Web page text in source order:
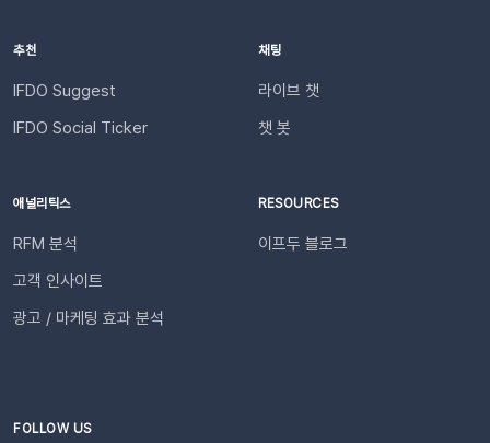
과 쇼핑몰 성과를 빠르게 공유하고, 데이터를 기반으로 효율적인
의사결정을 내려보세요🚀슬랙 연동 바로 가기
필요한 경우 푸시 잔여 금액 알림 기능을 설정하고 요금 충전이
필요한 시점에 알림을 받아보실 수 있습니다. 알림톡 자동 발송
시작하기이프두 유료 이용자라면 별도의 복잡한 절차 없이 🖱️ 클
릭 한 번으로 시작할 수 있습니다. Auto Msg > 푸시 메시지 >
성화하세요. 즉시 발송이 시작됩니다. 카카오톡을 이용하지 않는
톡 발송 실패를 대비하는 ‘대체문자’ 기능 알림톡 발송에 실패하
더라도 걱정 마세요! ‘대체문자’ 기능을 활성화하면 알림톡과 동
높일 수 있습니다. 발신자 정보(사이트명) 확인문자에 표시되는
다.사전 필수 작업대체문자 발송을 위해 발신번호 등록을 반드시
추천
IFDO Suggest
IFDO Social Ticker
채팅
라이브 챗
챗 봇
애널리틱스
RFM 분석
고객 인사이트
광고 / 마케팅 효과 분석
RESOURCES
이프두 블로그
FOLLOW US